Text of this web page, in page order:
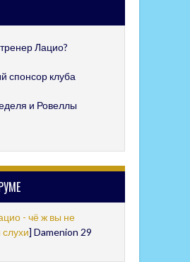
Лацио?
спонсор клуба
и Ровеллы
- чё ж вы не
] Damenion 29